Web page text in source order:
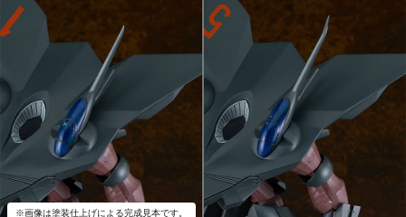
※画像は塗装仕上げによる完成見本です。